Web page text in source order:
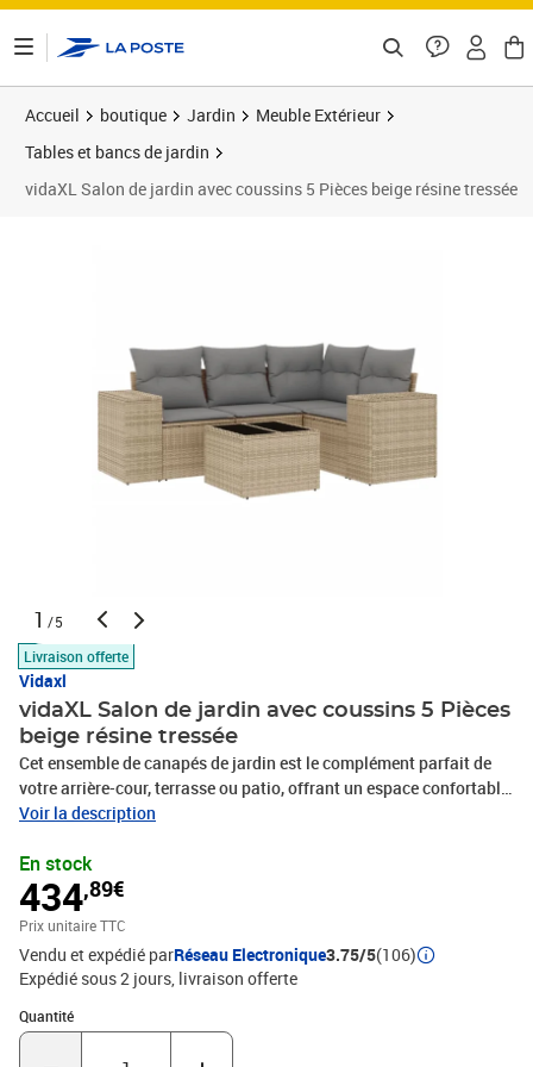
Accueil boutique Jardin
Meuble Extérieur
Tables et bancs de jardin
vidaXL Salon de jardin avec coussins 5 Pièces beige résine tressée
1 /5
Livraison offerte
Vidaxl
vidaXL Salon de jardin avec coussins 5 Pièces
beige résine tressée
Cet ensemble de canapés de jardin est le complément parfait de
votre arrière-cour, terrasse ou patio, offrant un espace confortable
et accueillant pour discuter avec la famille et les amis ou
la résine tressée, également connue sous le nom de poly rotin, est
un matériau synthétique solide et nécessitant peu d'entretien qui
ressemble au rotin naturel. Il est léger, facile à nettoyer et
couramment utilisé pour les meubles d'extérieur en raison de sa
durabilité et de ses propriétés de résistance aux
intempéries.Fonction de rangement avec sac résistant à l'eau : le
mobilier de jardin dispose d'un espace de rangement sous l'assise,
complété par un sac résistant à l'eau pour ranger coussins, jouets
Voir la description
En stock
434,89€
Prix unitaire TTC
Vendu et expédié parRéseau Electronique3.75/5(106)
Expédié sous 2 jours livraison offerte
Quantité
Quantité : 1